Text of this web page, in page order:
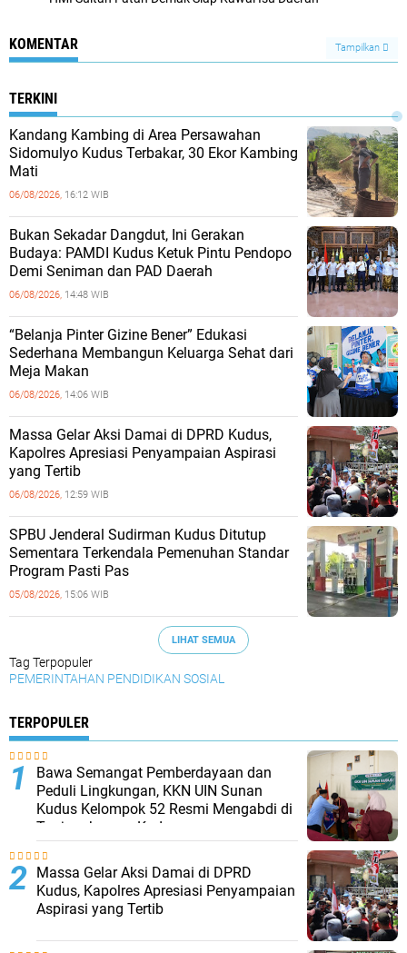
KOMENTAR Tampilkan
TERKINI
Kandang Kambing di Area Persawahan
Sidomulyo Kudus Terbakar, 30 Ekor Kambing
Mati
06/08/2026, 16:12 WIB
Bukan Sekadar Dangdut, Ini Gerakan
Budaya: PAMDI Kudus Ketuk Pintu Pendopo
Demi Seniman dan PAD Daerah
06/08/2026, 14:48 WIB
“Belanja Pinter Gizine Bener” Edukasi
Sederhana Membangun Keluarga Sehat dari
Meja Makan
06/08/2026, 14:06 WIB
Massa Gelar Aksi Damai di DPRD Kudus,
Kapolres Apresiasi Penyampaian Aspirasi
yang Tertib
06/08/2026, 12:59 WIB
SPBU Jenderal Sudirman Kudus Ditutup
Sementara Terkendala Pemenuhan Standar
Program Pasti Pas
05/08/2026, 15:06 WIB
LIHAT SEMUA
Tag Terpopuler
PEMERINTAHAN PENDIDIKAN SOSIAL
TERPOPULER
Bawa Semangat Pemberdayaan dan
Peduli Lingkungan, KKN UIN Sunan
Kudus Kelompok 52 Resmi Mengabdi di
Tanjungkarang Kudus
Massa Gelar Aksi Damai di DPRD
Kudus, Kapolres Apresiasi Penyampaian
Aspirasi yang Tertib